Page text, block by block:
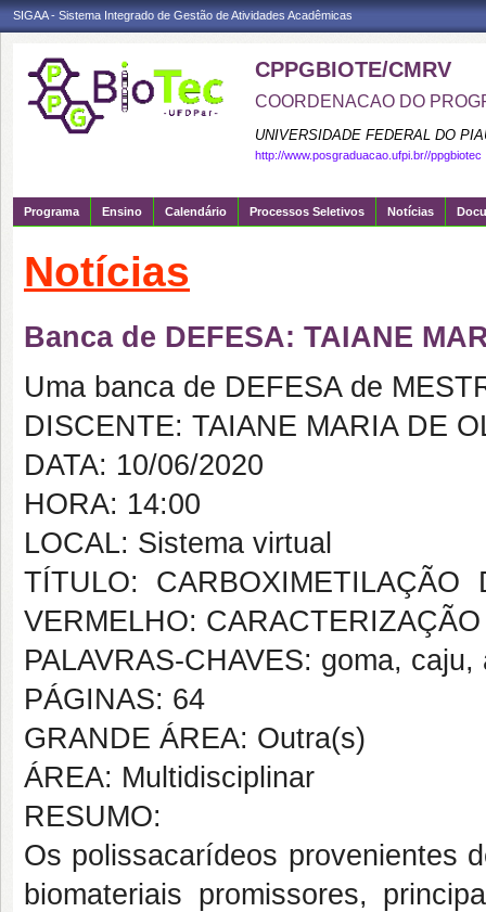
SIGAA - Sistema Integrado de Gestão de Atividades Acadêmicas
CPPGBIOTE/CMRV
COORDENACAO DO
UNIVERSIDADE FEDERAL DO
http://www.posgraduacao.ufpi.br//ppgbiotec
Programa Ensino Calendário Processos Seletivos Notícias
Notícias
Banca de DEFESA: TAIANE
Uma banca de DEFESA de
DISCENTE: TAIANE MARIA DE
DATA: 10/06/2020
HORA: 14:00
LOCAL: Sistema virtual
TÍTULO:
VERMELHO:
PALAVRAS-CHAVES: goma,
PÁGINAS: 64
GRANDE ÁREA: Outra(s)
ÁREA: Multidisciplinar
RESUMO:
Os polissacarídeos provenientes
biomateriais promissores,